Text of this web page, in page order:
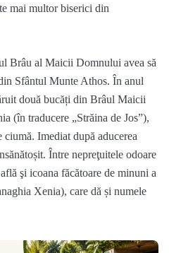
mai multor biserici din
Brâu al Maicii Domnului avea să
Sfântul Munte Athos. În anul
două bucăți din Brâul Maicii
(în traducere „Străina de Jos”),
Imediat după aducerea
Între nepreţuitele odoare
şi icoana făcătoare de minuni a
Xenia), care dă și numele